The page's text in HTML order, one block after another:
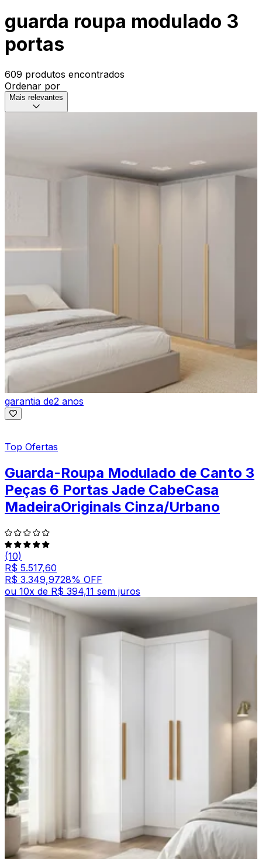
guarda roupa modulado 3
portas
609 produtos encontrados
Ordenar por
Mais relevantes
garantia de2 anos
Top Ofertas
Guarda-Roupa Modulado de Canto 3
Peças 6 Portas Jade CabeCasa
MadeiraOriginals Cinza/Urbano
(10)
R$ 5.517,60
R$ 3.349,9728% OFF
ou 10x de R$ 394,11 sem juros